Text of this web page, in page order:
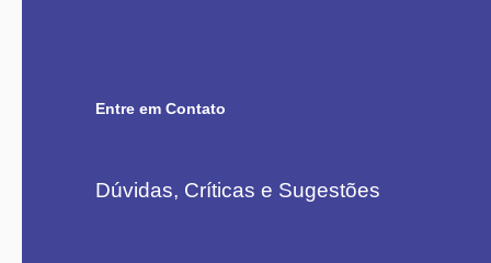
Entre em Contato
Dúvidas, Críticas e Sugestões